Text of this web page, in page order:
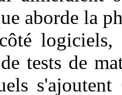
aborde la
tests de